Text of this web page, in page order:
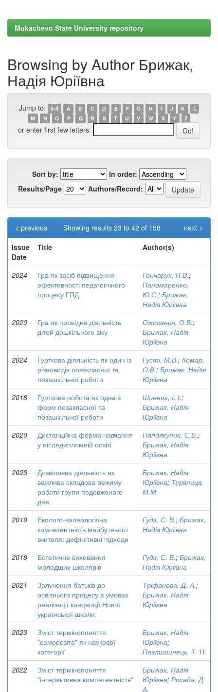
Mukachevo State University repository
Browsing by Author Брижак,
Надія Юріївна
Jump to: 0-9 A B C D E F G H I J K
L
M
N O P Q R S T U V W X Y Z
or enter first few letters:
Sort by:
In order:
Results/Page
Authors/Record:
Showing results 23 to 42 of 158
< previous
next >
Issue
Date
Title Author(s)
2024
Гра як засіб підвищення
ефективності педагогічного
процесу ГПД
Гончарук, Н.В.;
Пономаренко,
Ю.С.; Брижак,
Надія Юріївна
2020
Гра як провідна діяльність
дітей дошкільного віку
Ожоганич, О.В.;
Брижак, Надія
Юріївна
2024
Гурткова діяльність як один із
різновидів позакласної та
позашкільної роботи
Густі, М.В.; Комар,
О.В.; Брижак, Надія
Юріївна
2018
Гурткова робота як одна з
форм позакласної та
позашкільної роботи
Шпеник, І. І.;
Брижак, Надія
Юріївна
2020
Дистанційна форма навчання
у післядипломній освіті
Попдякуник, С.В.;
Брижак, Надія
Юріївна
2023
Дозвіллєва діяльність як
важлива складова режиму
роботи групи подовженого
дня
Брижак, Надія
Юріївна; Туряниця,
М.М.
2019
Еколого-валеологічна
компетентність майбутнього
вчителя: дефінітивні підходи
Гудз, С. В.; Брижак,
Надія Юріївна
2018
Естетичне виховання
молодших школярів
Гудз, С. В.; Брижак,
Надія Юріївна
2021
Залучення батьків до
освітнього процесу в умовах
реалізації концепції Нової
української школи
Тріфанова, Д. А.;
Брижак, Надія
Юріївна
2023
Зміст термінопоняття
"самоосвіта" як наукової
категорії
Брижак, Надія
Юріївна;
Павлишинець, Т. П.
2022
Зміст термінопоняття
"інтерактивна компетентність"
Брижак, Надія
Юріївна; Росада, Д.
А.